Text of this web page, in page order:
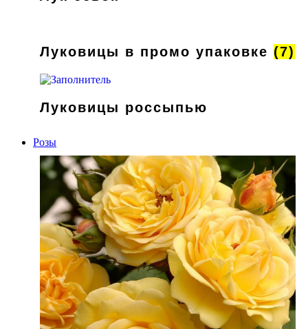
Луковицы в промо упаковке (7)
Луковицы россыпью
Розы